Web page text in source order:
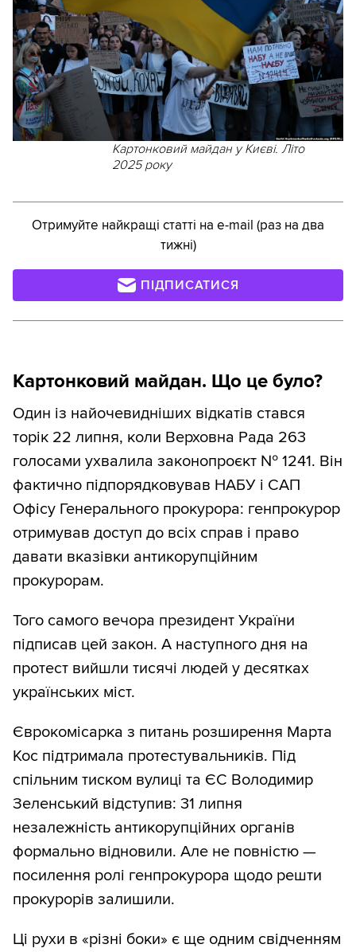
Картонковий майдан у Києві. Літо
2025 року
Отримуйте найкращі статті на e-mail (раз на два
тижні)
ПІДПИСАТИСЯ
Картонковий майдан. Що це було?
Один із найочевидніших відкатів стався
торік 22 липня, коли Верховна Рада 263
голосами ухвалила законопроєкт № 1241. Він
фактично підпорядковував НАБУ і САП
Офісу Генерального прокурора: генпрокурор
отримував доступ до всіх справ і право
давати вказівки антикорупційним
прокурорам.
Того самого вечора президент України
підписав цей закон. А наступного дня на
протест вийшли тисячі людей у десятках
українських міст.
Єврокомісарка з питань розширення Марта
Кос підтримала протестувальників. Під
спільним тиском вулиці та ЄС Володимир
Зеленський відступив: 31 липня
незалежність антикорупційних органів
формально відновили. Але не повністю —
посилення ролі генпрокурора щодо решти
прокурорів залишили.
Ці рухи в «різні боки» є ще одним свідченням